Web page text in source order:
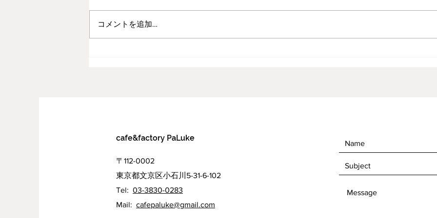
せていただきました。 社会全体
が物価高とはいえ、ここまで値上
コメントを追加…
cafe&factory PaLuke
〒112-0002
東京都文京区小石川5-31-6-102
Tel: 03-3830-0283
Mail: cafepaluke@gmail.com